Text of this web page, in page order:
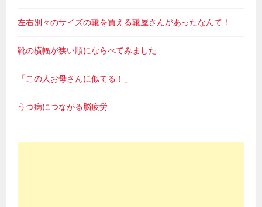
左右別々のサイズの靴を買える靴屋さんがあったなんて！
靴の横幅が狭い順にならべてみました
「この人お母さんに似てる！」
うつ病につながる脳疲労